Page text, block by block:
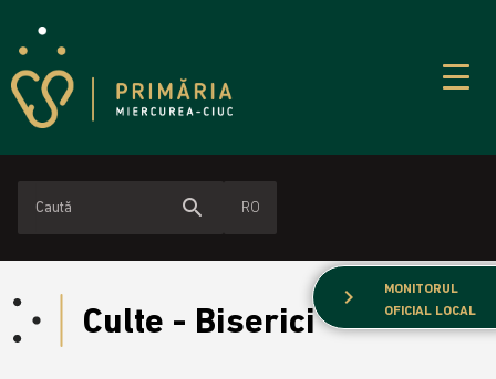
search RO
chevron_right
MONITORUL
OFICIAL LOCAL
Culte - Biserici